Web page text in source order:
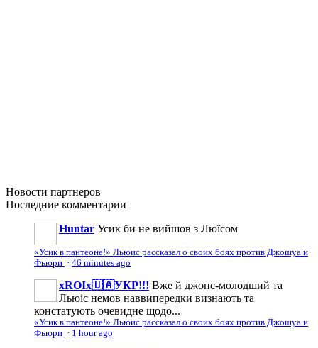
Новости партнеров
Последние комментарии
Huntar Усик би не вийшов з Люїсом
«Усик в пантеоне!» Льюис рассказал о своих боях против Джошуа и
Фьюри · 46 minutes ago
xROIx🇺🇦УКР!!! Вже й джонс-молодший та
Льюіс немов наввипередки визнають та
констатують очевидне щодо...
«Усик в пантеоне!» Льюис рассказал о своих боях против Джошуа и
Фьюри · 1 hour ago